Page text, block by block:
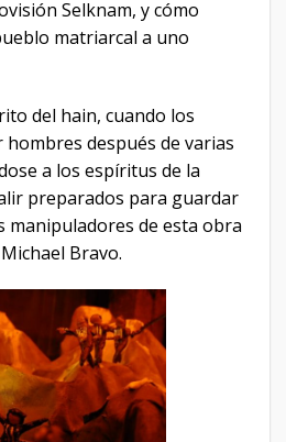
Selknam, y cómo
matriarcal a uno
del hain, cuando los
después de varias
a los espíritus de la
preparados para guardar
manipuladores de esta obra
Bravo.